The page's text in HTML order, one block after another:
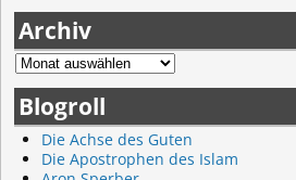
Archiv
Blogroll
Die Achse des Guten
Die Apostrophen des Islam